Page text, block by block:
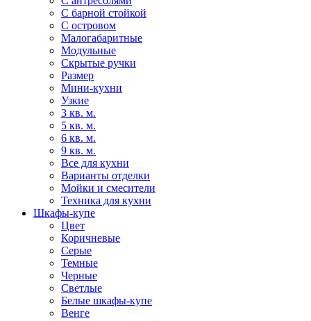
С барной стойкой
С островом
Малогабаритные
Модульные
Скрытые ручки
Размер
Мини-кухни
Узкие
3 кв. м.
5 кв. м.
6 кв. м.
9 кв. м.
Все для кухни
Варианты отделки
Мойки и смесители
Техника для кухни
Шкафы-купе
Цвет
Коричневые
Серые
Темные
Черные
Светлые
Белые шкафы-купе
Венге